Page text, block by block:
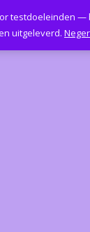
testdoeleinden —
uitgeleverd.